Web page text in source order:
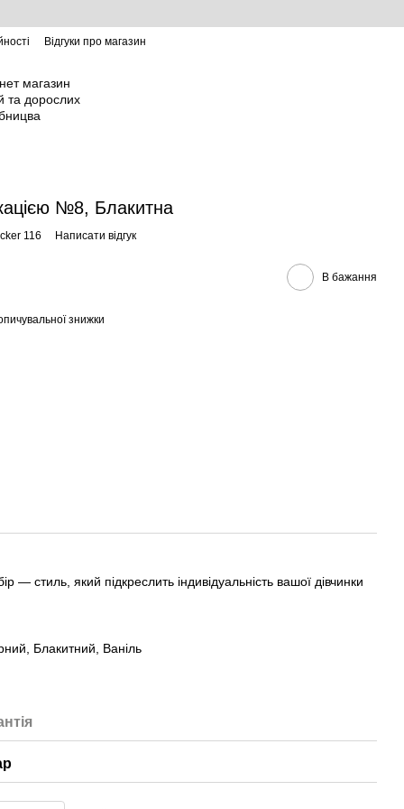
Відгуки про магазин
№8, Блакитна
116 Написати відгук
В бажання
знижки
— стиль, який підкреслить індивідуальність вашої дівчинки
Блакитний, Ваніль